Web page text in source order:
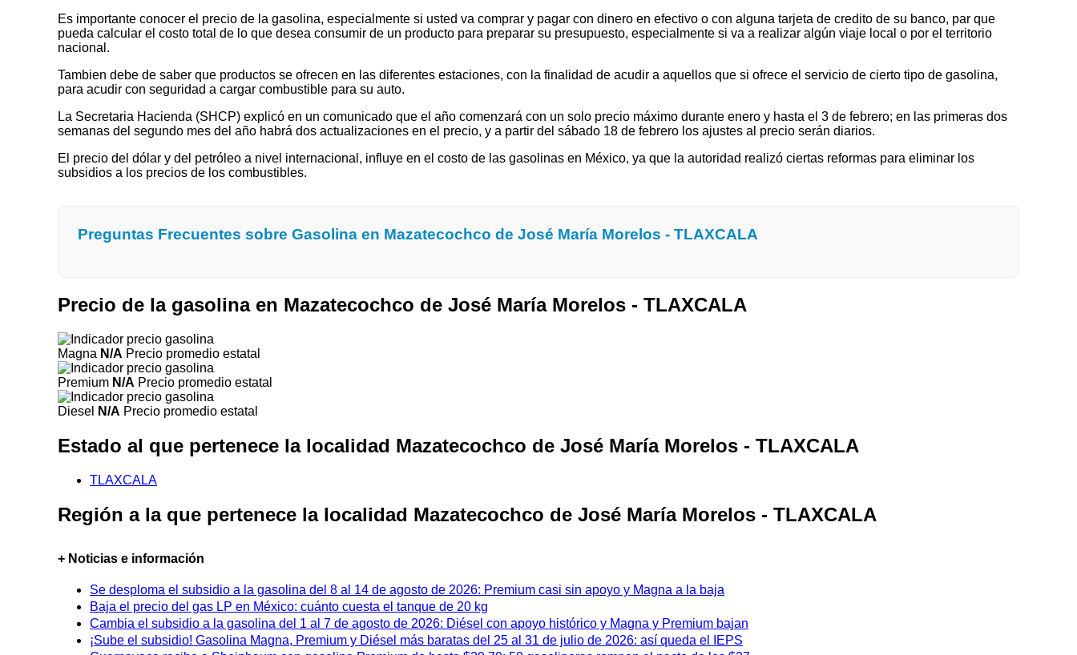
Es importante conocer el precio de la gasolina, especialmente si usted va comprar y pagar con dinero en efectivo o con alguna tarjeta de credito de su banco, par que
pueda calcular el costo total de lo que desea consumir de un producto para preparar su presupuesto, especialmente si va a realizar algún viaje local o por el territorio
nacional.
Tambien debe de saber que productos se ofrecen en las diferentes estaciones, con la finalidad de acudir a aquellos que si ofrece el servicio de cierto tipo de gasolina,
para acudir con seguridad a cargar combustible para su auto.
La Secretaria Hacienda (SHCP) explicó en un comunicado que el año comenzará con un solo precio máximo durante enero y hasta el 3 de febrero; en las primeras dos
semanas del segundo mes del año habrá dos actualizaciones en el precio, y a partir del sábado 18 de febrero los ajustes al precio serán diarios.
El precio del dólar y del petróleo a nivel internacional, influye en el costo de las gasolinas en México, ya que la autoridad realizó ciertas reformas para eliminar los
subsidios a los precios de los combustibles.
Preguntas Frecuentes sobre Gasolina en Mazatecochco de José María Morelos - TLAXCALA
Precio de la gasolina en Mazatecochco de José María Morelos - TLAXCALA
Magna N/A Precio promedio estatal
Premium N/A Precio promedio estatal
Diesel N/A Precio promedio estatal
Estado al que pertenece la localidad Mazatecochco de José María Morelos - TLAXCALA
TLAXCALA
Región a la que pertenece la localidad Mazatecochco de José María Morelos - TLAXCALA
+ Noticias e información
Se desploma el subsidio a la gasolina del 8 al 14 de agosto de 2026: Premium casi sin apoyo y Magna a la baja
Baja el precio del gas LP en México: cuánto cuesta el tanque de 20 kg
Cambia el subsidio a la gasolina del 1 al 7 de agosto de 2026: Diésel con apoyo histórico y Magna y Premium bajan
¡Sube el subsidio! Gasolina Magna, Premium y Diésel más baratas del 25 al 31 de julio de 2026: así queda el IEPS